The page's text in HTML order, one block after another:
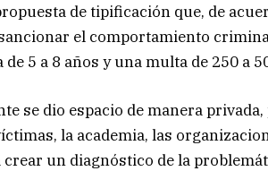
de tipificación que, de
el comportamiento
de 5 a 8 años y una multa de 250 a
se dio espacio de manera
la academia, las
crear un diagnóstico de la